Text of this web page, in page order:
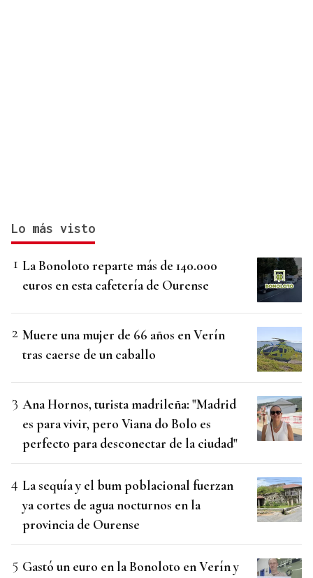
Lo más visto
La Bonoloto reparte más de 140.000
euros en esta cafetería de Ourense
Muere una mujer de 66 años en Verín
tras caerse de un caballo
Ana Hornos, turista madrileña: "Madrid
es para vivir, pero Viana do Bolo es
perfecto para desconectar de la ciudad"
La sequía y el bum poblacional fuerzan
ya cortes de agua nocturnos en la
provincia de Ourense
Gastó un euro en la Bonoloto en Verín y